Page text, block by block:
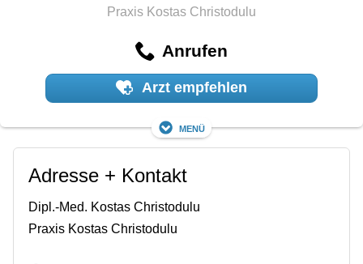
Praxis Kostas Christodulu
Anrufen
Arzt empfehlen
Menü
Adresse + Kontakt
Dipl.-Med. Kostas Christodulu
Praxis Kostas Christodulu